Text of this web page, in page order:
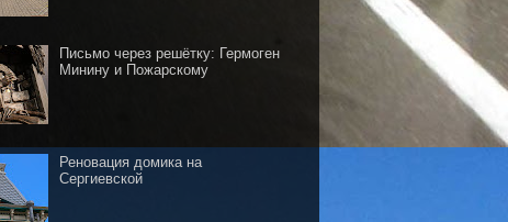
Письмо через решётку: Гермоген
Минину и Пожарскому
Реновация домика на
Сергиевской